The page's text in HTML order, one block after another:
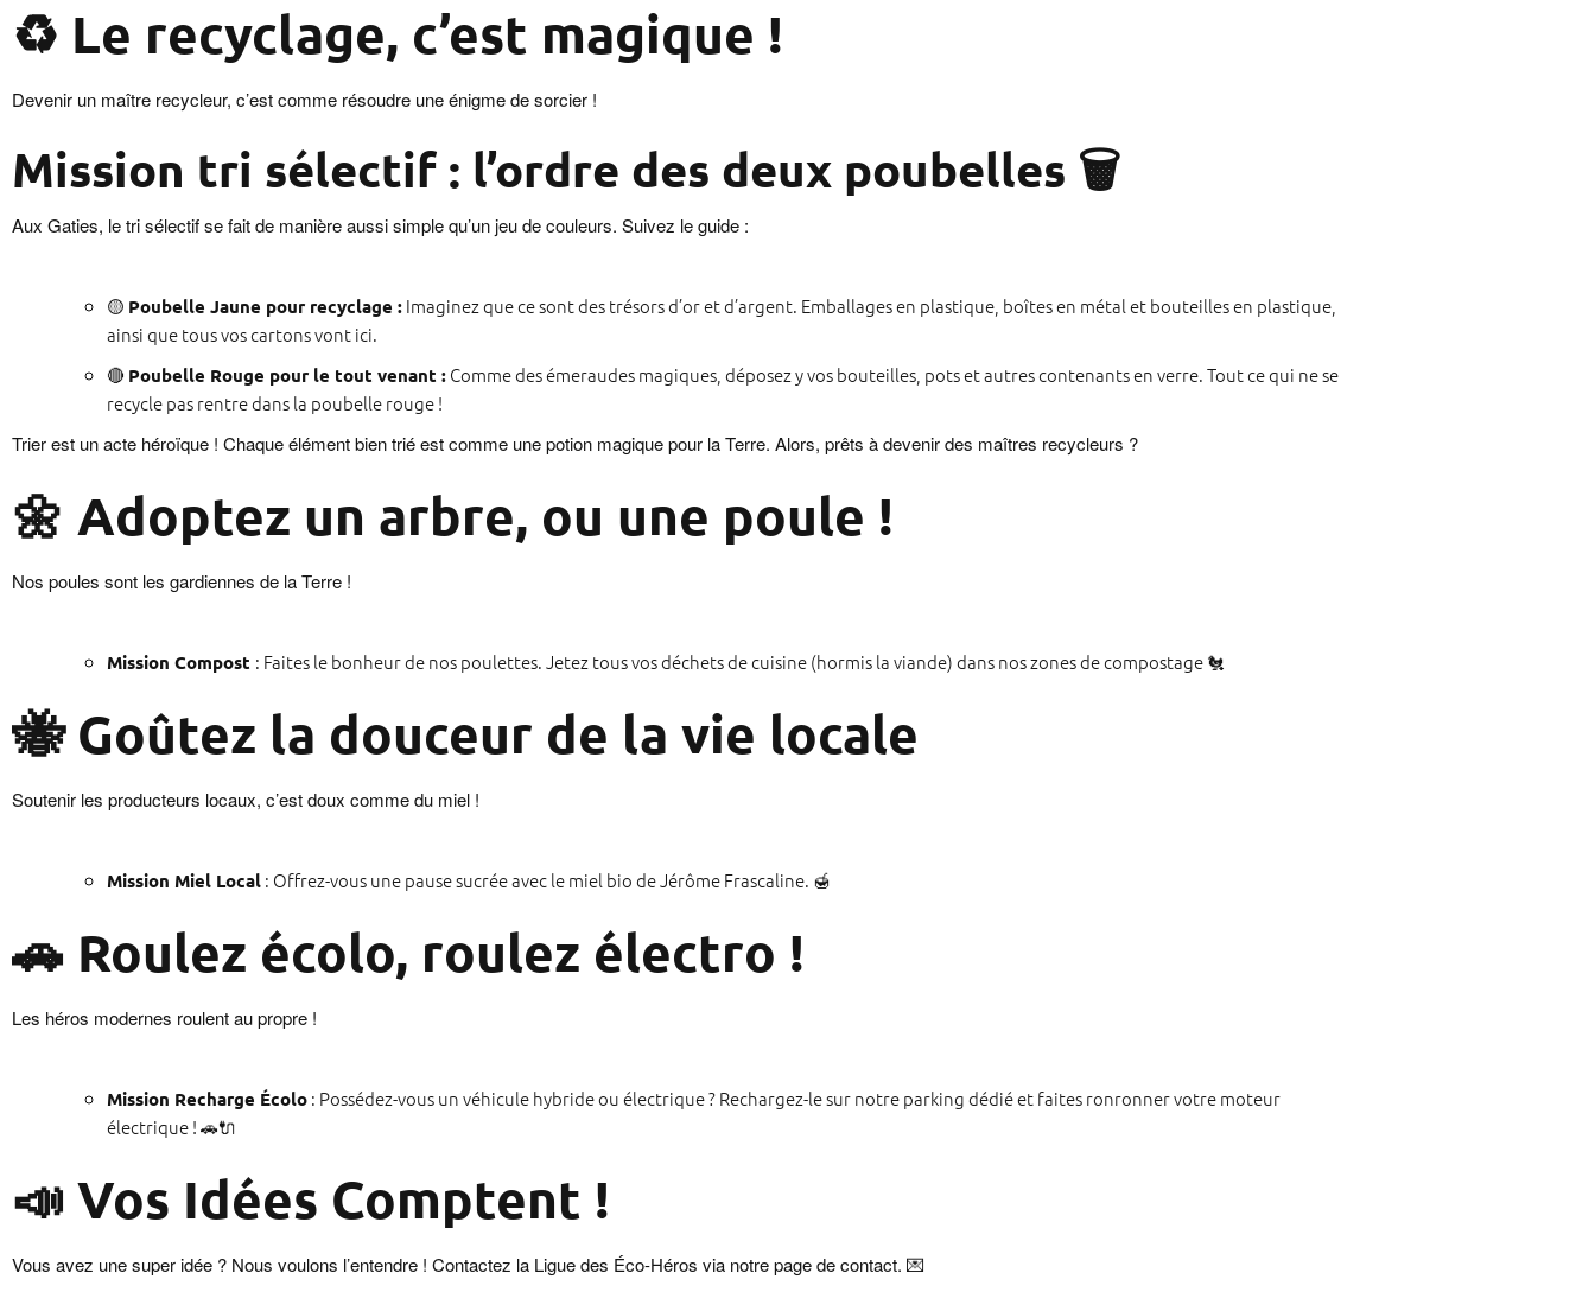
♻️ Le recyclage, c’est magique !
Devenir un maître recycleur, c’est comme résoudre une énigme de sorcier !
Mission tri sélectif : l’ordre des deux poubelles 🗑️
Aux Gaties, le tri sélectif se fait de manière aussi simple qu’un jeu de couleurs. Suivez le guide :
🟡 Poubelle Jaune pour recyclage : Imaginez que ce sont des trésors d’or et d’argent. Emballages en plastique, boîtes en métal et bouteilles en plastique,
ainsi que tous vos cartons vont ici.
🔴 Poubelle Rouge pour le tout venant : Comme des émeraudes magiques, déposez y vos bouteilles, pots et autres contenants en verre. Tout ce qui ne se
recycle pas rentre dans la poubelle rouge !
Trier est un acte héroïque ! Chaque élément bien trié est comme une potion magique pour la Terre. Alors, prêts à devenir des maîtres recycleurs ?
🌼 Adoptez un arbre, ou une poule !
Nos poules sont les gardiennes de la Terre !
Mission Compost : Faites le bonheur de nos poulettes. Jetez tous vos déchets de cuisine (hormis la viande) dans nos zones de compostage 🐔
🐝 Goûtez la douceur de la vie locale
Soutenir les producteurs locaux, c’est doux comme du miel !
Mission Miel Local : Offrez-vous une pause sucrée avec le miel bio de Jérôme Frascaline. 🍯
🚗 Roulez écolo, roulez électro !
Les héros modernes roulent au propre !
Mission Recharge Écolo : Possédez-vous un véhicule hybride ou électrique ? Rechargez-le sur notre parking dédié et faites ronronner votre moteur
électrique ! 🚗🔌
📣 Vos Idées Comptent !
Vous avez une super idée ? Nous voulons l’entendre ! Contactez la Ligue des Éco-Héros via notrepage de contact. 💌